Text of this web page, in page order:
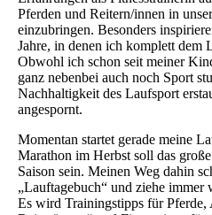
Pferden und Reitern/innen in
einzubringen. Besonders
Jahre, in denen ich komplett dem
Obwohl ich schon seit meiner
ganz nebenbei auch noch Sport
Nachhaltigkeit des Laufsport
angespornt.
Momentan startet gerade meine
Marathon im Herbst soll das
Saison sein. Meinen Weg dahin
„Lauftagebuch“ und ziehe immer
Es wird Trainingstipps für